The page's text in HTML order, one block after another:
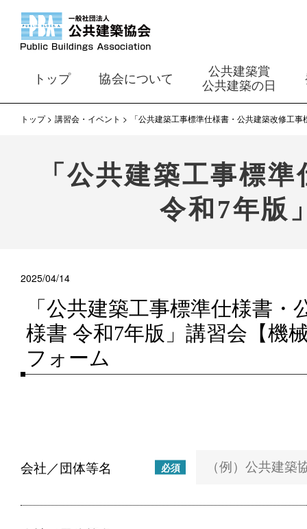
トップ 協会について
公共建築賞
公共建築の日
トップ 講習会・イベント 「公共建築工事標準仕様書・公共建築改修工
「公共建築工事標
令和7年版
2025/04/14
「公共建築工事標準仕様書
様書 令和7年版」講習会【機
フォーム
会社／団体等名 必須